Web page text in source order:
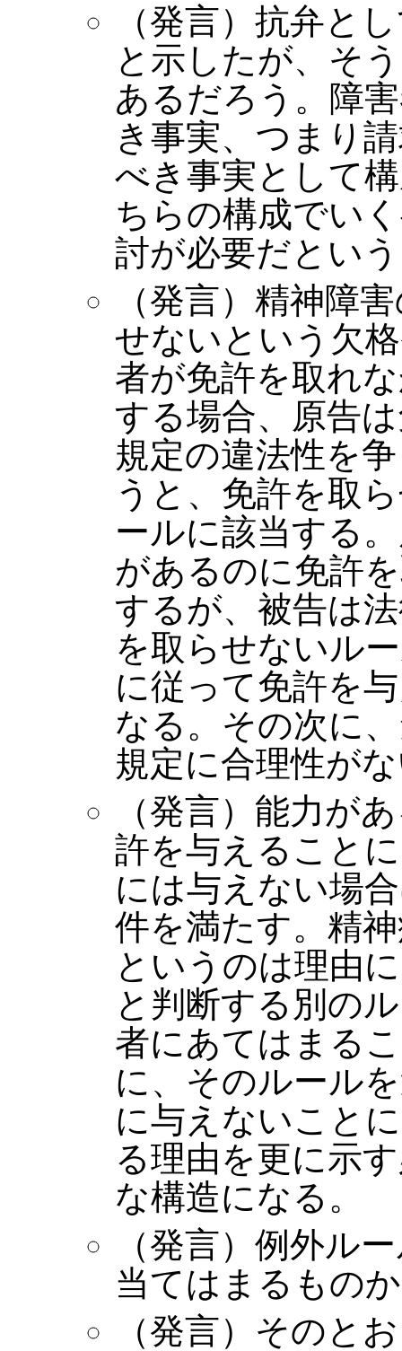
（発言）抗弁と
と示したが、そ
あるだろう。障
き事実、つまり
べき事実として
ちらの構成でい
討が必要だとい
（発言）精神障
せないという欠
者が免許を取れ
する場合、原告
規定の違法性を
うと、免許を取
ールに該当する
があるのに免許
するが、被告は
を取らせないル
に従って免許を
なる。その次に
規定に合理性が
（発言）能力が
許を与えること
には与えない場
件を満たす。精
というのは理由
と判断する別の
者にあてはまる
に、そのルール
に与えないこと
る理由を更に示
な構造になる。
（発言）例外ル
当てはまるもの
（発言）そのと